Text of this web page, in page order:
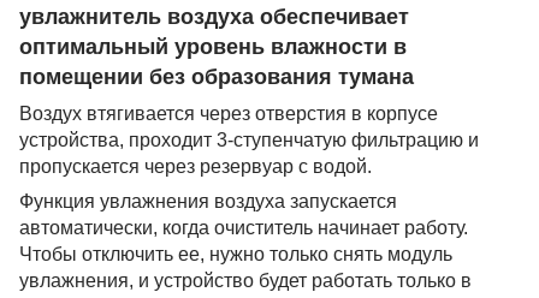
увлажнитель воздуха обеспечивает
оптимальный уровень влажности в
помещении без образования тумана
Воздух втягивается через отверстия в корпусе
устройства, проходит 3-ступенчатую фильтрацию и
пропускается через резервуар с водой.
Функция увлажнения воздуха запускается
автоматически, когда очиститель начинает работу.
Чтобы отключить ее, нужно только снять модуль
увлажнения, и устройство будет работать только в